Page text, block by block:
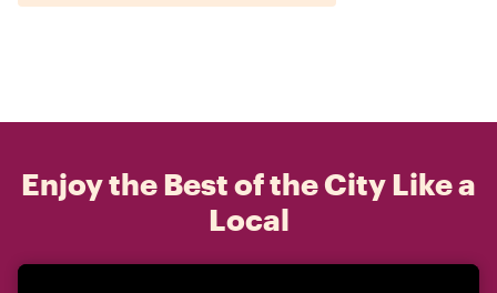
Enjoy the Best of the City Like a
Local